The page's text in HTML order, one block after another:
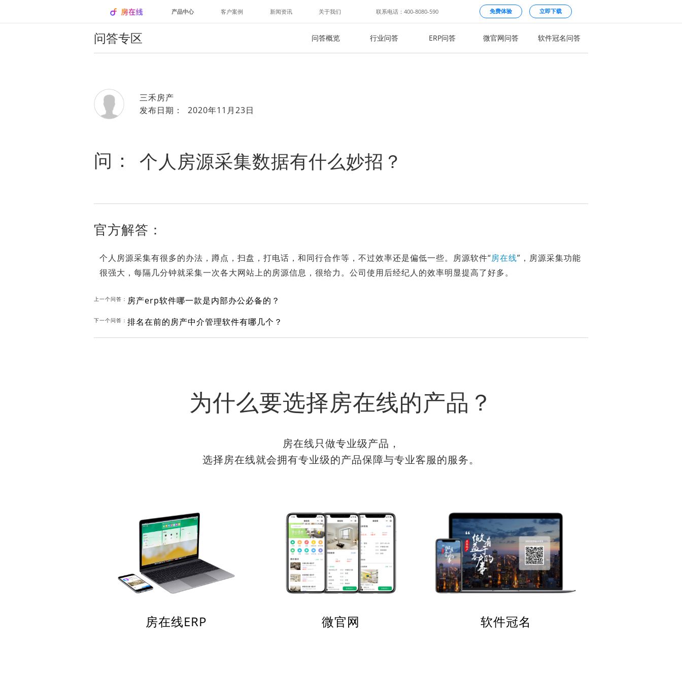
产品中心 客户案例 新闻资讯 关于我们 联系电话：400-8080-590 免费体验 立即下载
问答专区 问答概览 行业问答 ERP问答 微官网问答 软件冠名问答
三禾房产
发布日期： 2020年11月23日
问： 个人房源采集数据有什么妙招？
官方解答：
个人房源采集有很多的办法，蹲点，扫盘，打电话，和同行合作等，不过效率还是偏低一些。房源软件“房在线”，房源采集功能
很强大，每隔几分钟就采集一次各大网站上的房源信息，很给力。公司使用后经纪人的效率明显提高了好多。
上一个问答： 房产erp软件哪一款是内部办公必备的？
下一个问答： 排名在前的房产中介管理软件有哪几个？
为什么要选择房在线的产品？
房在线只做专业级产品，
选择房在线就会拥有专业级的产品保障与专业客服的服务。
房在线ERP 微官网 软件冠名